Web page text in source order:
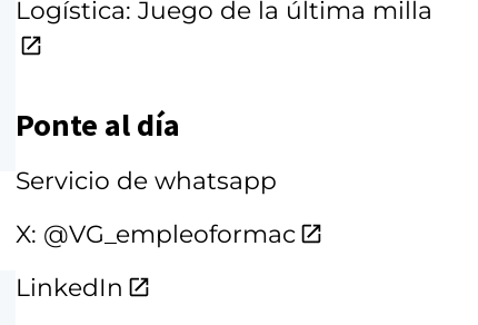
Logística: Juego de la última milla
Ponte al día
Servicio de whatsapp
X: @VG_empleoformac
LinkedIn